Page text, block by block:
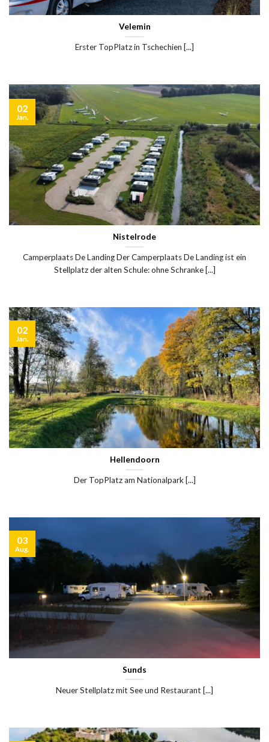
Velemin
Erster TopPlatz in Tschechien [...]
Nistelrode
Camperplaats De Landing Der Camperplaats De Landing ist ein
Stellplatz der alten Schule: ohne Schranke [...]
02
Jan.
Hellendoorn
Der TopPlatz am Nationalpark [...]
02
Jan.
Sunds
Neuer Stellplatz mit See und Restaurant [...]
03
Aug.